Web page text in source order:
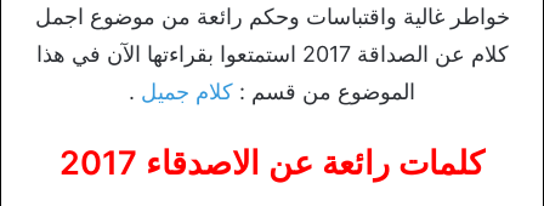
خواطر غالية واقتباسات وحكم رائعة من موضوع اجمل
كلام عن الصداقة 2017 استمتعوا بقراءتها الآن في هذا
الموضوع من قسم : كلام جميل .
كلمات رائعة عن الاصدقاء 2017